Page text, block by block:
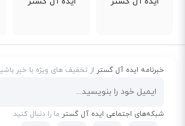
خبرنامه ایده آل گستراز تخفیف های ویژه با خبر باشید
شبکه‌های اجتماعی ایده آل گسترما را دنبال کنید